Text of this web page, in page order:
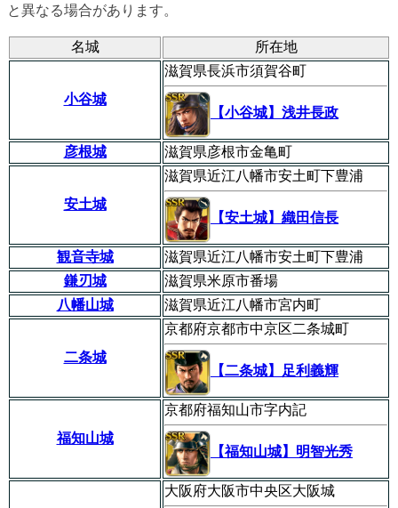
と異なる場合があります。
名城 所在地
小谷城
滋賀県長浜市須賀谷町
【小谷城】浅井長政
彦根城 滋賀県彦根市金亀町
安土城
滋賀県近江八幡市安土町下豊浦
【安土城】織田信長
観音寺城
滋賀県近江八幡市安土町下豊浦
鎌刃城
滋賀県米原市番場
八幡山城
滋賀県近江八幡市宮内町
二条城
京都府京都市中京区二条城町
【二条城】足利義輝
福知山城
京都府福知山市字内記
【福知山城】明智光秀
大阪府大阪市中央区大阪城